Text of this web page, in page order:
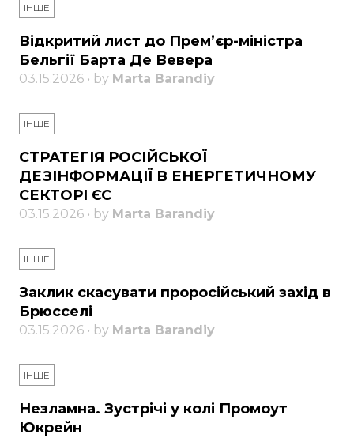
ІНШЕ
Відкритий лист до Прем’єр-міністра
Бельгії Барта Де Вевера
03.15.2026 • by Marta Barandiy
ІНШЕ
СТРАТЕГІЯ РОСІЙСЬКОЇ
ДЕЗІНФОРМАЦІЇ В ЕНЕРГЕТИЧНОМУ
СЕКТОРІ ЄС
03.15.2026 • by Marta Barandiy
ІНШЕ
Заклик скасувати проросійський захід в
Брюсселі
03.15.2026 • by Marta Barandiy
ІНШЕ
Незламна. Зустрічі у колі Промоут
Юкрейн